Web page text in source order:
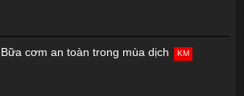
Bữa cơm an toàn trong mùa dịch KM